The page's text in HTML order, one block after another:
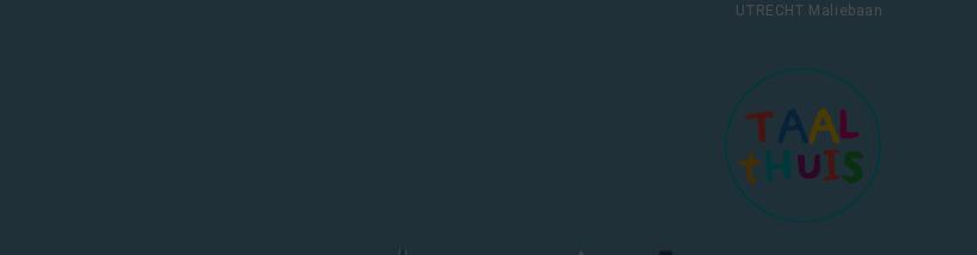
UTRECHT Maliebaan